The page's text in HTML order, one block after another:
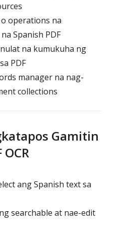
operations na
Spanish PDF
na kumukuha ng
PDF
manager na nag-
collections
Gamitin
ang Spanish text sa
searchable at nae-edit